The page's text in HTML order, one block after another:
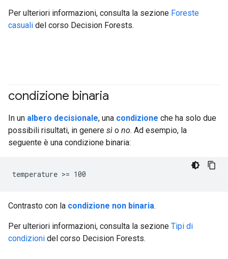
Per ulteriori informazioni, consulta la sezione Foreste
casuali del corso Decision Forests.
condizione binaria
In un albero decisionale, una condizione che ha solo due
possibili risultati, in genere sì o no. Ad esempio, la
seguente è una condizione binaria:
temperature >= 100
Contrasto con la condizione non binaria.
Per ulteriori informazioni, consulta la sezione Tipi di
condizioni del corso Decision Forests.